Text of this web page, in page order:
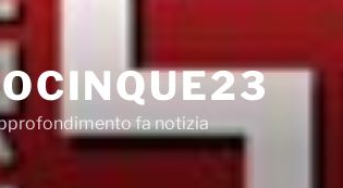
fa notizia